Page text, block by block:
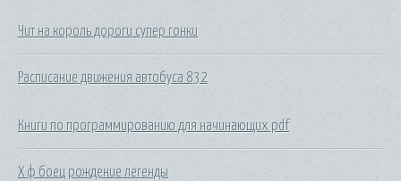
Чит на король дороги супер гонки
Расписание движения автобуса 832
Книги по программированию для начинающих pdf
Х ф боец рождение легенды